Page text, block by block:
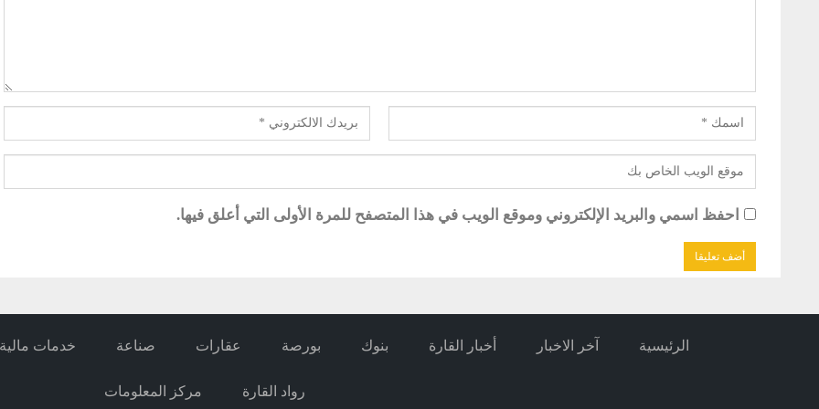
احفظ اسمي والبريد الإلكتروني وموقع الويب في هذا المتصفح للمرة الأولى التي أعلق فيها.
الرئيسية آخر الاخبار أخبار القارة بنوك بورصة عقارات صناعة خدمات مالية
رواد القارة مركز المعلومات